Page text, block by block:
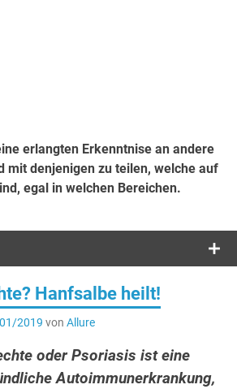
erlangten Erkenntnise an andere
mit denjenigen zu teilen, welche auf
egal in welchen Bereichen.
Hanfsalbe heilt!
2019 von Allure
oder Psoriasis ist eine
Autoimmunerkrankung,